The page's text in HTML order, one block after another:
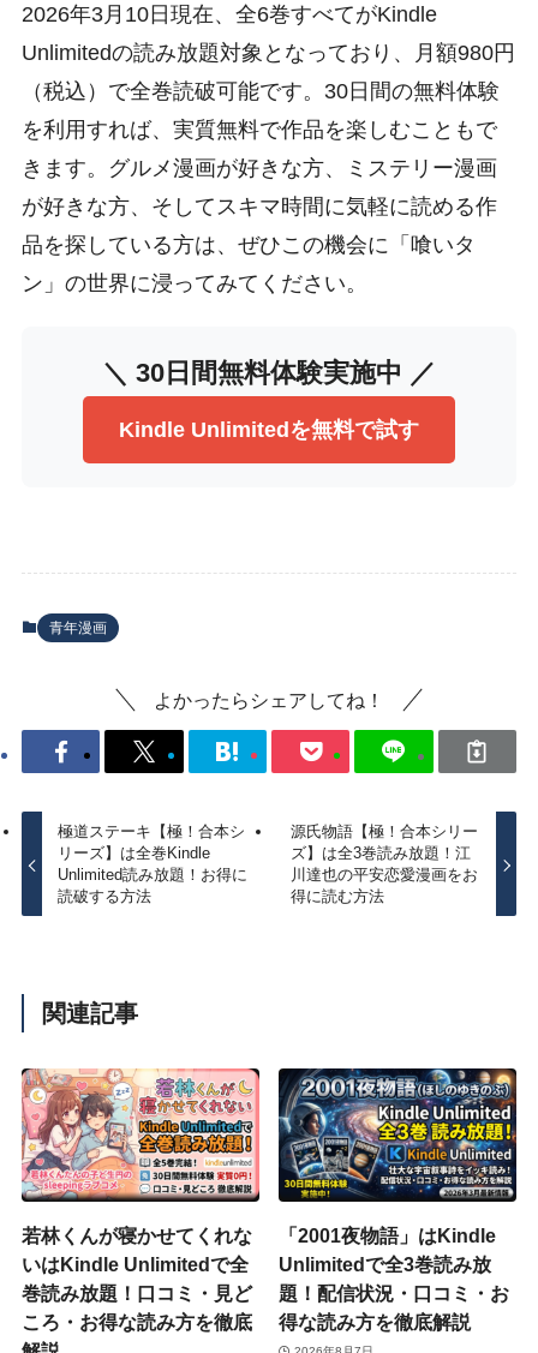
2026年3月10日現在、全6巻すべてがKindle
Unlimitedの読み放題対象となっており、月額980円
（税込）で全巻読破可能です。30日間の無料体験
を利用すれば、実質無料で作品を楽しむこともで
きます。グルメ漫画が好きな方、ミステリー漫画
が好きな方、そしてスキマ時間に気軽に読める作
品を探している方は、ぜひこの機会に「喰いタ
ン」の世界に浸ってみてください。
＼ 30日間無料体験実施中 ／
Kindle Unlimitedを無料で試す
青年漫画
よかったらシェアしてね！
極道ステーキ【極！合本シ
リーズ】は全巻Kindle
Unlimited読み放題！お得に
読破する方法
源氏物語【極！合本シリー
ズ】は全3巻読み放題！江
川達也の平安恋愛漫画をお
得に読む方法
関連記事
若林くんが寝かせてくれな
いはKindle Unlimitedで全
巻読み放題！口コミ・見ど
ころ・お得な読み方を徹底
「2001夜物語」はKindle
Unlimitedで全3巻読み放
題！配信状況・口コミ・お
得な読み方を徹底解説